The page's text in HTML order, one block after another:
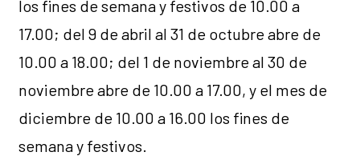
los fines de semana y festivos de 10.00 a
17.00; del 9 de abril al 31 de octubre abre de
10.00 a 18.00; del 1 de noviembre al 30 de
noviembre abre de 10.00 a 17.00, y el mes de
diciembre de 10.00 a 16.00 los fines de
semana y festivos.